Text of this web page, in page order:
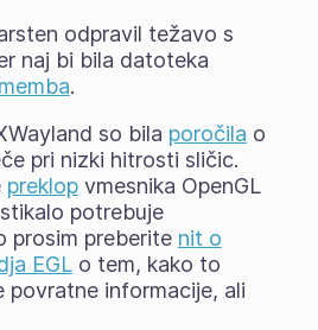
odpravil težavo s
naj bi bila datoteka
.
so bila poročila o
pri nizki hitrosti sličic.
preklopvmesnika OpenGL
potrebuje
prosim preberite nit o
EGLo tem, kako to
povratne informacije, ali